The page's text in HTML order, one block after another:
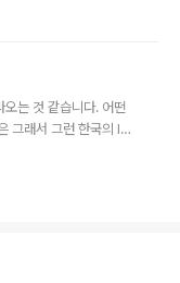
이 행복해야 회사가
들썩 일본 내에도 미
으로 볼 수 있는 기회
식을 들으면 미라이 공
는 것 같습니다. 어떤
그래서 그런 한국의 IT
가 정말 우울할까요?
전 한국의 IT에 희망